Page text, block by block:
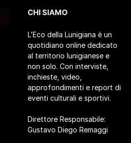
CHI SIAMO
L’Eco della Lunigiana è un
quotidiano online dedicato
al territorio lunigianese e
non solo. Con interviste,
inchieste, video,
approfondimenti e report di
eventi culturali e sportivi.
Direttore Responsabile:
Gustavo Diego Remaggi